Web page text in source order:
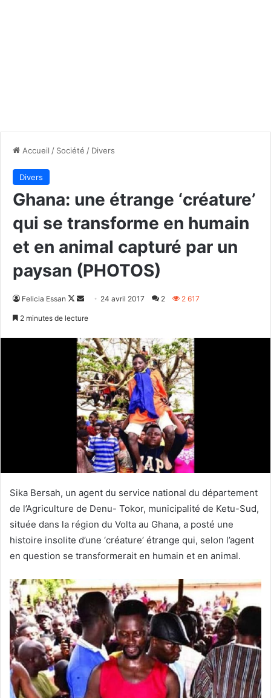
Accueil / Société / Divers
Divers
Ghana: une étrange ‘créature’
qui se transforme en humain
et en animal capturé par un
paysan (PHOTOS)
Felicia Essan
Follow
Envoyer24 avril 2017 2 2 617
2 minutes de lecture
Sika Bersah, un agent du service national du département
de l’Agriculture de Denu- Tokor, municipalité de Ketu-Sud,
située dans la région du Volta au Ghana, a posté une
histoire insolite d’une ‘créature’ étrange qui, selon l’agent
en question se transformerait en humain et en animal.